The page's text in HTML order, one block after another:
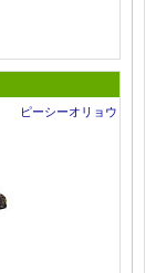
ピーシーオリョウ